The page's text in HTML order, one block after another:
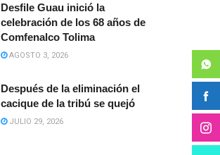
Desfile Guau inició la
celebración de los 68 años de
Comfenalco Tolima
AGOSTO 3, 2026
Después de la eliminación el
cacique de la tribú se quejó
JULIO 29, 2026